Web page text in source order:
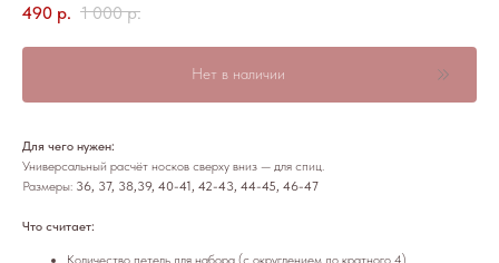
490 р. 1 000 р.
Нет в наличии
Для чего нужен:
Универсальный расчёт носков сверху вниз — для спиц.
Размеры: 36, 37, 38,39, 40-41, 42-43, 44-45, 46-47
Что считает: